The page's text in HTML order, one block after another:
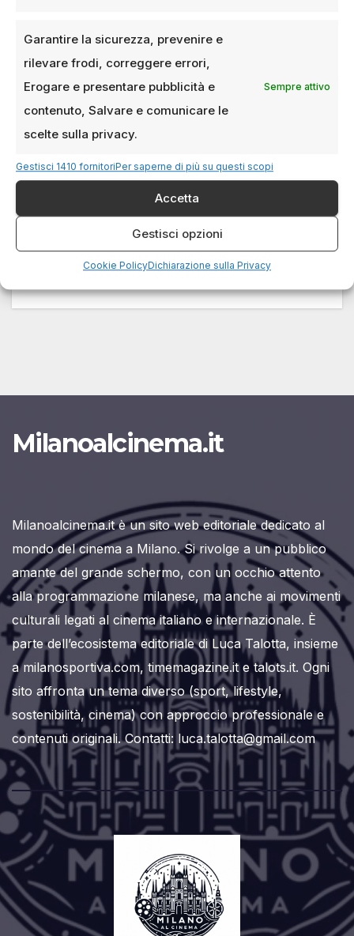
Garantire la sicurezza, prevenire e
rilevare frodi, correggere errori,
Erogare e presentare pubblicità e
contenuto, Salvare e comunicare le
scelte sulla privacy.
Sempre attivo
Gestisci 1410 fornitoriPer saperne di più su questi scopi
Accetta
Gestisci opzioni
Cookie PolicyDichiarazione sulla Privacy
Tekla Taidelli riceve il Premio SIAE
al talento creativo 2025
LUCA TALOTTA
Un riconoscimento alla regista che ha fatto del
cinema sociale una missione di vita, dando voce
agli invisibili. Il premio…
Milanoalcinema.it
Milanoalcinema.it è un sito web editoriale dedicato al
mondo del cinema a Milano. Si rivolge a un pubblico
amante del grande schermo, con un occhio attento
alla programmazione milanese, ma anche ai movimenti
culturali legati al cinema italiano e internazionale. È
parte dell’ecosistema editoriale di Luca Talotta, insieme
a milanosportiva.com, timemagazine.it e talots.it. Ogni
sito affronta un tema diverso (sport, lifestyle,
sostenibilità, cinema) con approccio professionale e
contenuti originali. Contatti: luca.talotta@gmail.com